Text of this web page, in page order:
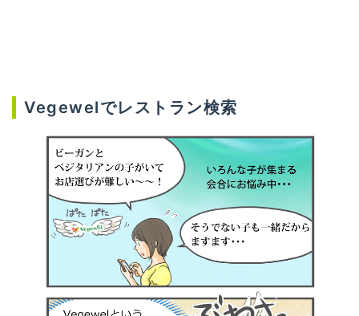
Vegewelでレストラン検索